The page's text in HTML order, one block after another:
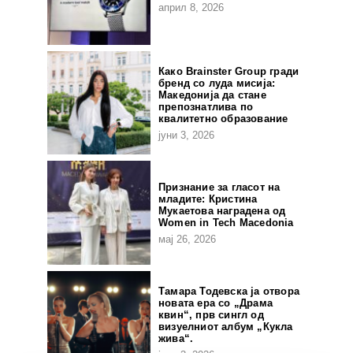
април 8, 2026
Како Brainster Group гради
бренд со луда мисија:
Македонија да стане
препознатлива по
квалитетно образование
јуни 3, 2026
Признание за гласот на
младите: Кристина
Мукаетова наградена од
Women in Tech Macedonia
мај 26, 2026
Тамара Тодевска ја отвора
новата ера со „Драма
квин“, прв сингл од
визуелниот албум „Кукла
жива“.